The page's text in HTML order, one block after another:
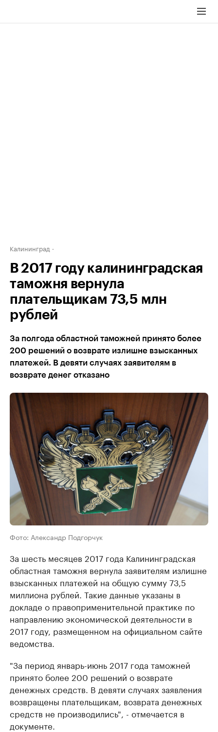
Калининград
В 2017 году калининградская
таможня вернула
плательщикам 73,5 млн
рублей
За полгода областной таможней принято более
200 решений о возврате излишне взысканных
платежей. В девяти случаях заявителям в
возврате денег отказано
Фото: Александр Подгорчук
За шесть месяцев 2017 года Калининградская
областная таможня вернула заявителям излишне
взысканных платежей на общую сумму 73,5
миллиона рублей. Такие данные указаны в
докладе о правоприменительной практике по
направлению экономической деятельности в
2017 году, размещенном на официальном сайте
ведомства.
"За период январь-июнь 2017 года таможней
принято более 200 решений о возврате
денежных средств. В девяти случаях заявления
возвращены плательщикам, возврата денежных
средств не производились", - отмечается в
документе.